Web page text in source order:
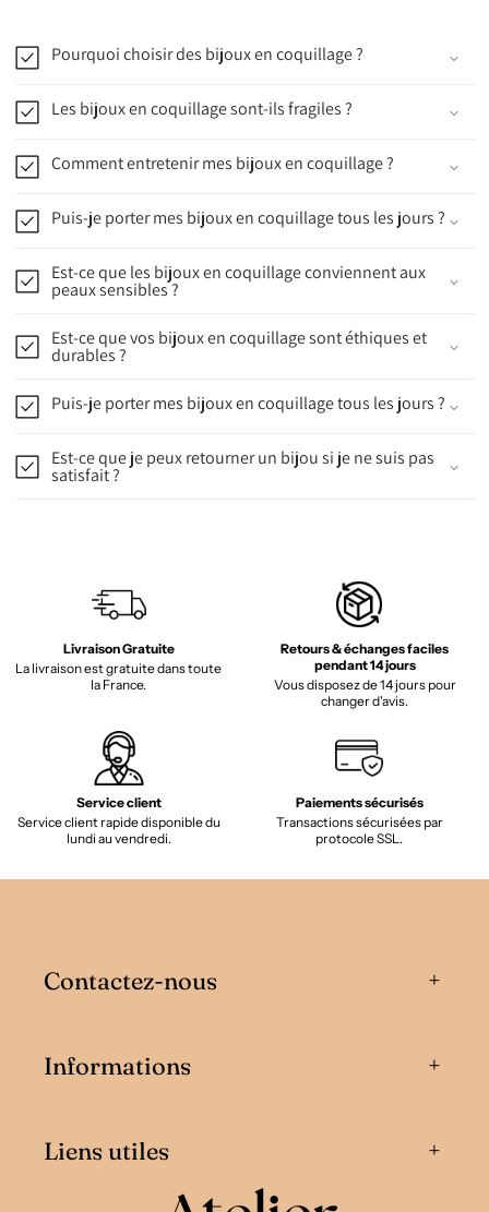
Pourquoi choisir des bijoux en coquillage ?
Les bijoux en coquillage sont-ils fragiles ?
Comment entretenir mes bijoux en coquillage ?
Puis-je porter mes bijoux en coquillage tous les jours ?
Est-ce que les bijoux en coquillage conviennent aux
peaux sensibles ?
Est-ce que vos bijoux en coquillage sont éthiques et
durables ?
Puis-je porter mes bijoux en coquillage tous les jours ?
Est-ce que je peux retourner un bijou si je ne suis pas
satisfait ?
Livraison Gratuite
La livraison est gratuite dans toute
la France.
Retours & échanges faciles
pendant 14 jours
Vous disposez de 14 jours pour
changer d'avis.
Service client
Service client rapide disponible du
lundi au vendredi.
Paiements sécurisés
Transactions sécurisées par
protocole SSL.
Contactez-nous
Informations
Liens utiles